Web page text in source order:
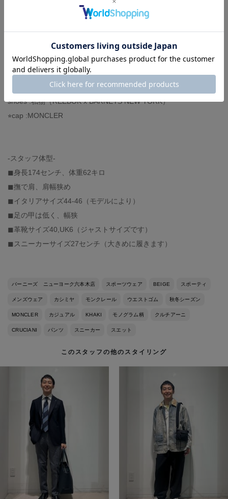
お散歩や買い出しに、気分の上がるカラフルなスタイリングはい
かがでしょうか。
outer :MONCLER（掲載品はカラー違い、着用サイズ 1）
⭐︎pants :CRUCIANI（着用サイズ 46）
shoes :私物（REEBOK x BARNEYS NEW YORK）
⭐︎cap :MONCLER
-スタッフ体型-
◼︎身長174センチ、体重62キロ
◼︎撫で肩、肩幅狭め
◼︎イタリアサイズ44-46（モデルにより）
◼︎足の甲は低く、幅狭
◼︎革靴サイズ40,UK6（ジャストサイズです）
◼︎スニーカーサイズ27センチ（大きめに履きます）
バーニーズ ニューヨーク六本木店 スポーツウェア BEIGE スポーティ
メンズウェア カシミヤ モンクレール ウエストゴム 秋冬シーズン
MONCLER カジュアル KHAKI モノグラム柄 クルチアーニ
CRUCIANI パンツ スニーカー スエット
このスタッフの他のスタイリング